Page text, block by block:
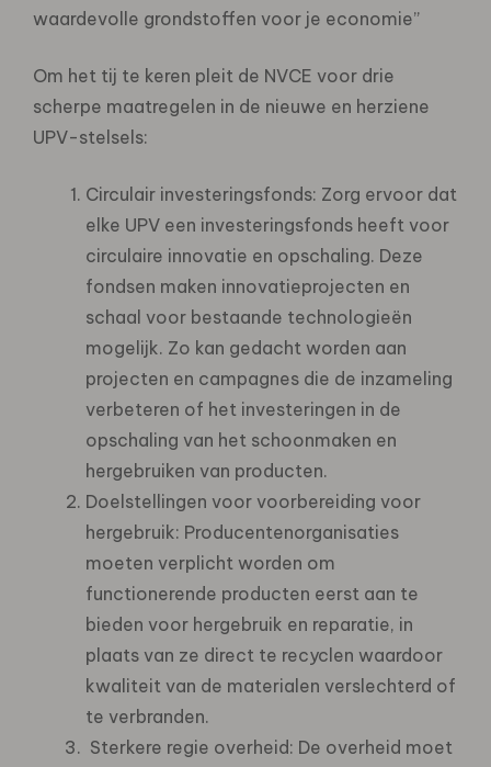
waardevolle grondstoffen voor je economie”
Om het tij te keren pleit de NVCE voor drie
scherpe maatregelen in de nieuwe en herziene
UPV-stelsels:
Circulair investeringsfonds: Zorg ervoor dat
elke UPV een investeringsfonds heeft voor
circulaire innovatie en opschaling. Deze
fondsen maken innovatieprojecten en
schaal voor bestaande technologieën
mogelijk. Zo kan gedacht worden aan
projecten en campagnes die de inzameling
verbeteren of het investeringen in de
opschaling van het schoonmaken en
hergebruiken van producten.
Doelstellingen voor voorbereiding voor
hergebruik: Producentenorganisaties
moeten verplicht worden om
functionerende producten eerst aan te
bieden voor hergebruik en reparatie, in
plaats van ze direct te recyclen waardoor
kwaliteit van de materialen verslechterd of
te verbranden.
Sterkere regie overheid: De overheid moet